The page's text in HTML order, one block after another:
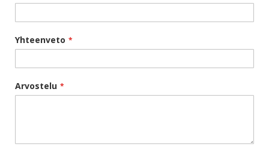
Yhteenveto
Arvostelu